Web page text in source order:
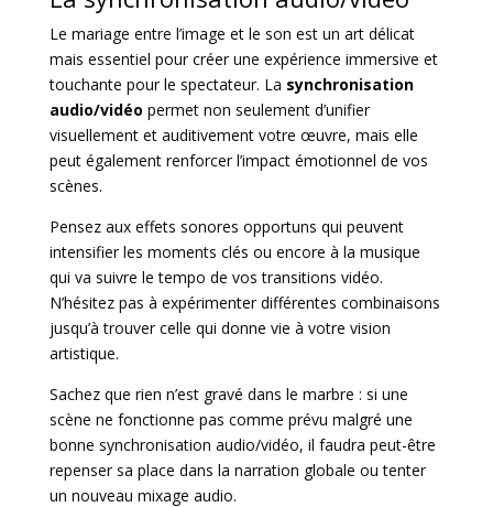
Le mariage entre l’image et le son est un art délicat
mais essentiel pour créer une expérience immersive et
touchante pour le spectateur. La synchronisation
audio/vidéo permet non seulement d’unifier
visuellement et auditivement votre œuvre, mais elle
peut également renforcer l’impact émotionnel de vos
scènes.
Pensez aux effets sonores opportuns qui peuvent
intensifier les moments clés ou encore à la musique
qui va suivre le tempo de vos transitions vidéo.
N’hésitez pas à expérimenter différentes combinaisons
jusqu’à trouver celle qui donne vie à votre vision
artistique.
Sachez que rien n’est gravé dans le marbre : si une
scène ne fonctionne pas comme prévu malgré une
bonne synchronisation audio/vidéo, il faudra peut-être
repenser sa place dans la narration globale ou tenter
un nouveau mixage audio.